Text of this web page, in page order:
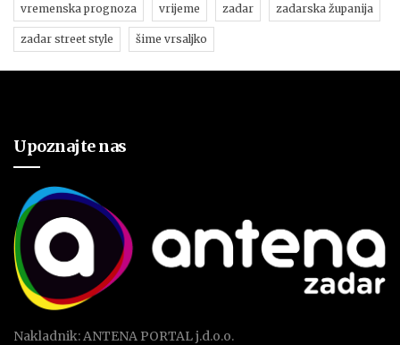
vremenska prognoza vrijeme zadar zadarska županija
zadar street style šime vrsaljko
Upoznajte nas
Nakladnik: ANTENA PORTAL j.d.o.o.